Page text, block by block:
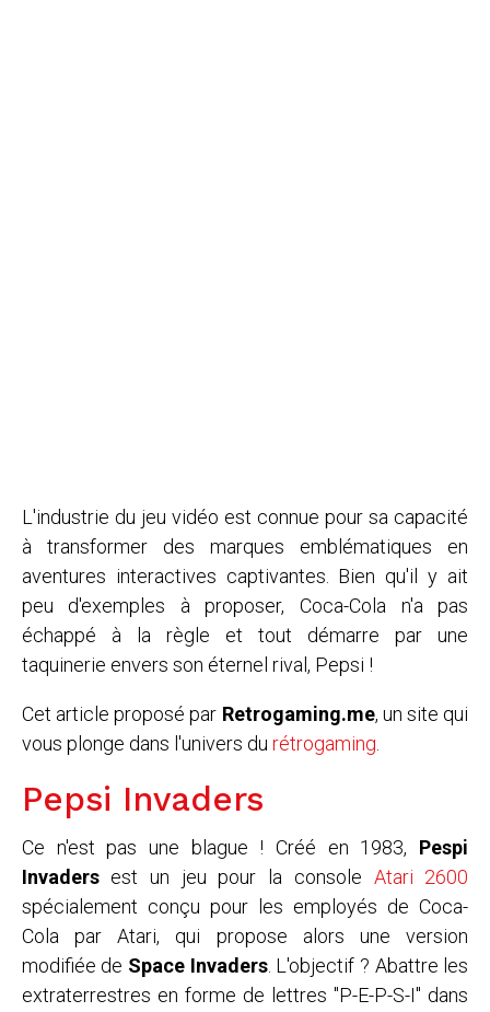
L'industrie du jeu vidéo est connue pour sa capacité
à transformer des marques emblématiques en
aventures interactives captivantes. Bien qu'il y ait
peu d'exemples à proposer, Coca-Cola n'a pas
échappé à la règle et tout démarre par une
taquinerie envers son éternel rival, Pepsi !
Cet article proposé par Retrogaming.me, un site qui
vous plonge dans l'univers du rétrogaming
Pepsi Invaders
Ce n'est pas une blague ! Créé en 1983, Pespi
Invadersest un jeu pour la console Atari 2600
spécialement conçu pour les employés de Coca-
Cola par Atari, qui propose alors une version
modifiée de Space Invaders. L'objectif ? Abattre les
extraterrestres en forme de lettres "P-E-P-S-I" dans